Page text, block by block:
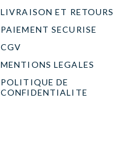
LIVRAISON ET RETOURS
PAIEMENT SECURISE
CGV
MENTIONS LEGALES
POLITIQUE DE
CONFIDENTIALITE